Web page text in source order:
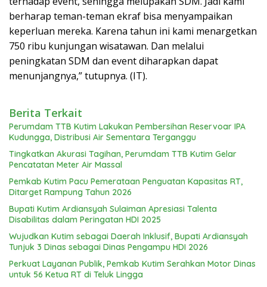
berharap teman-teman ekraf bisa menyampaikan
keperluan mereka. Karena tahun ini kami menargetkan
750 ribu kunjungan wisatawan. Dan melalui
peningkatan SDM dan event diharapkan dapat
menunjangnya,” tutupnya. (IT).
Berita Terkait
Perumdam TTB Kutim Lakukan Pembersihan Reservoar IPA
Kudungga, Distribusi Air Sementara Terganggu
Tingkatkan Akurasi Tagihan, Perumdam TTB Kutim Gelar
Pencatatan Meter Air Massal
Pemkab Kutim Pacu Pemerataan Penguatan Kapasitas RT,
Ditarget Rampung Tahun 2026
Bupati Kutim Ardiansyah Sulaiman Apresiasi Talenta
Disabilitas dalam Peringatan HDI 2025
Wujudkan Kutim sebagai Daerah Inklusif, Bupati Ardiansyah
Tunjuk 3 Dinas sebagai Dinas Pengampu HDI 2026
Perkuat Layanan Publik, Pemkab Kutim Serahkan Motor Dinas
untuk 56 Ketua RT di Teluk Lingga